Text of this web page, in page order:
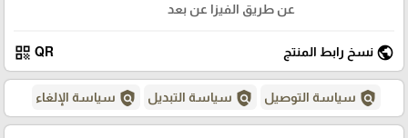
عن طريق الفيزا عن بعد
public نسخ رابط المنتج QR
qr_code
policy سياسة التوصيل policy سياسة التبديل policy سياسة الإلغاء